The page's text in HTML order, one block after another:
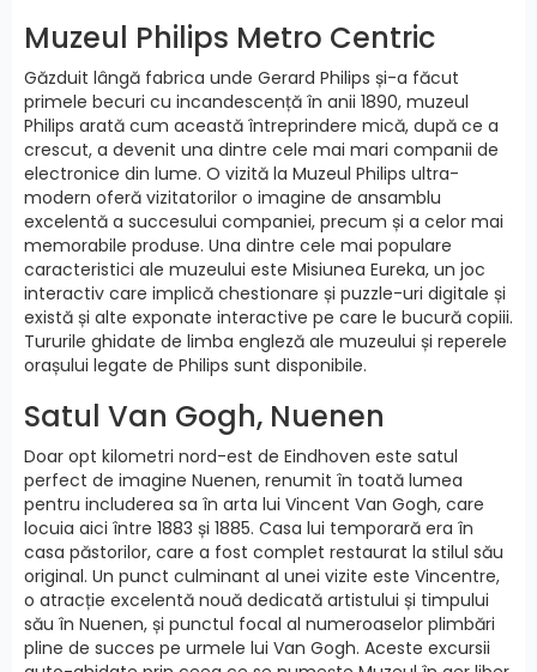
Muzeul Philips Metro Centric
Găzduit lângă fabrica unde Gerard Philips și-a făcut
primele becuri cu incandescență în anii 1890, muzeul
Philips arată cum această întreprindere mică, după ce a
crescut, a devenit una dintre cele mai mari companii de
electronice din lume. O vizită la Muzeul Philips ultra-
modern oferă vizitatorilor o imagine de ansamblu
excelentă a succesului companiei, precum și a celor mai
memorabile produse. Una dintre cele mai populare
caracteristici ale muzeului este Misiunea Eureka, un joc
interactiv care implică chestionare și puzzle-uri digitale și
există și alte exponate interactive pe care le bucură copiii.
Tururile ghidate de limba engleză ale muzeului și reperele
orașului legate de Philips sunt disponibile.
Satul Van Gogh, Nuenen
Doar opt kilometri nord-est de Eindhoven este satul
perfect de imagine Nuenen, renumit în toată lumea
pentru includerea sa în arta lui Vincent Van Gogh, care
locuia aici între 1883 și 1885. Casa lui temporară era în
casa păstorilor, care a fost complet restaurat la stilul său
original. Un punct culminant al unei vizite este Vincentre,
o atracție excelentă nouă dedicată artistului și timpului
său în Nuenen, și punctul focal al numeroaselor plimbări
pline de succes pe urmele lui Van Gogh. Aceste excursii